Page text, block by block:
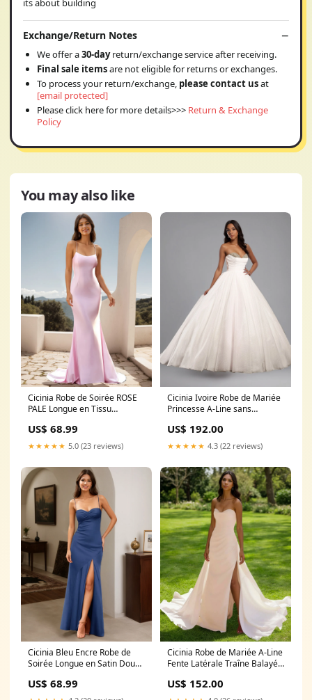
its about building
Exchange/Return Notes
We offer a30-dayreturn/exchange service after receiving.
Final sale itemsare not eligible for returns or exchanges.
To process your return/exchange, please contact usat
[email protected]
Please click here for more details>>> Return & Exchange
Policy
You may also like
Cicinia Robe de Soirée ROSE
PALE Longue en Tissu
Bretelles Spaghetti Dos Nud
Couleur:ROSE_PALE
US$ 68.99
★★★★★ 5.0 (23 reviews)
Cicinia Ivoire Robe de Mariée
Princesse A-Line sans
Perlé group-38
US$ 192.00
★★★★★ 4.3 (22 reviews)
Cicinia Bleu Encre Robe de
Soirée Longue en Satin Doux
Spaghetti Fente Longueur Sol
Chic Couleur:BLEU_ENCRE
US$ 68.99
Cicinia Robe de Mariée A-Line
Fente Latérale Traîne Balayée
group-9
US$ 152.00